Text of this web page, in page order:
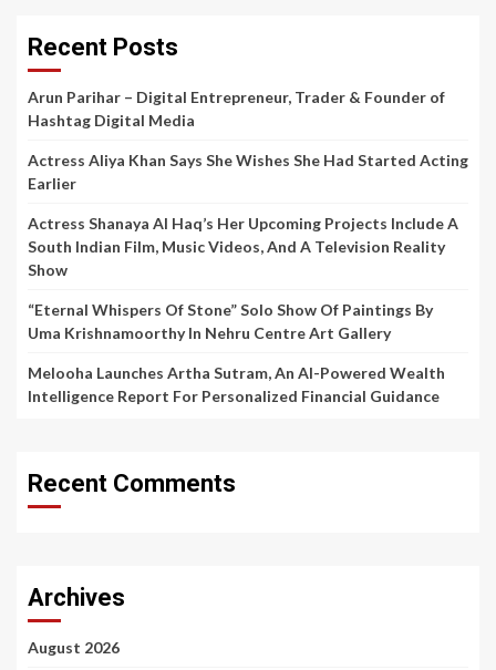
Recent Posts
Arun Parihar – Digital Entrepreneur, Trader & Founder of
Hashtag Digital Media
Actress Aliya Khan Says She Wishes She Had Started Acting
Earlier
Actress Shanaya Al Haq’s Her Upcoming Projects Include A
South Indian Film, Music Videos, And A Television Reality
Show
“Eternal Whispers Of Stone” Solo Show Of Paintings By
Uma Krishnamoorthy In Nehru Centre Art Gallery
Melooha Launches Artha Sutram, An AI-Powered Wealth
Intelligence Report For Personalized Financial Guidance
Recent Comments
Archives
August 2026